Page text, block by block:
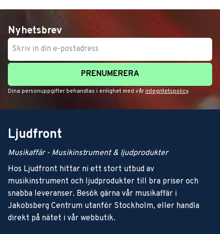
Nyhetsbrev
PRENUMERERA
Dina personuppgifter behandlas i enlighet med vår integritetspolicy.
Ljudfront
Musikaffär - Musikinstrument & ljudprodukter
Hos Ljudfront hittar ni ett stort utbud av
musikinstrument och ljudprodukter till bra priser och
snabba leveranser. Besök gärna vår musikaffär i
Jakobsberg Centrum utanför Stockholm, eller handla
direkt på nätet i vår webbutik.